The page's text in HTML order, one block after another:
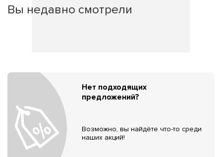
Вы недавно смотрели
Нет подходящих
предложений?
Возможно, вы найдёте что-то среди
наших акций!